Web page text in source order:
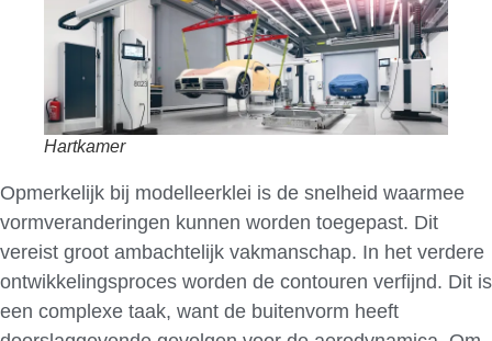
Hartkamer
Opmerkelijk bij modelleerklei is de snelheid waarmee
vormveranderingen kunnen worden toegepast. Dit
vereist groot ambachtelijk vakmanschap. In het verdere
ontwikkelingsproces worden de contouren verfijnd. Dit is
een complexe taak, want de buitenvorm heeft